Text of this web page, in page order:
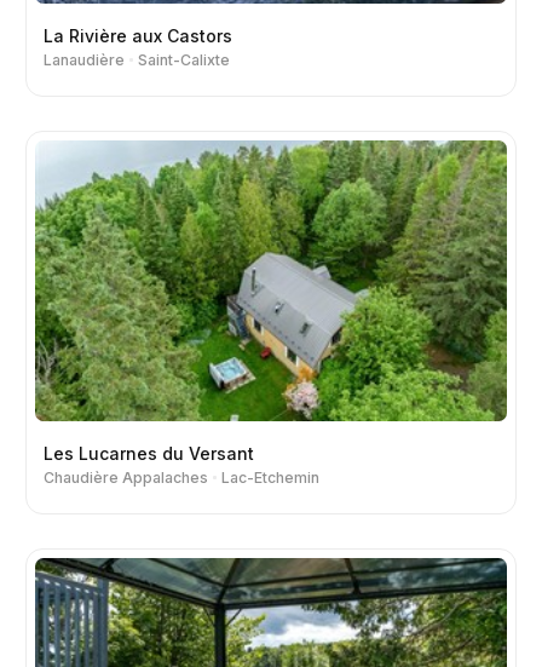
La Rivière aux Castors
Lanaudière Saint-Calixte
Les Lucarnes du Versant
Chaudière Appalaches Lac-Etchemin